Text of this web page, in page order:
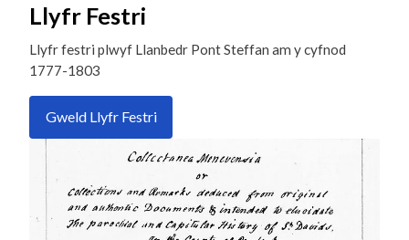
Llyfr Festri
Llyfr festri plwyf Llanbedr Pont Steffan am y cyfnod
1777-1803
Gweld Llyfr Festri